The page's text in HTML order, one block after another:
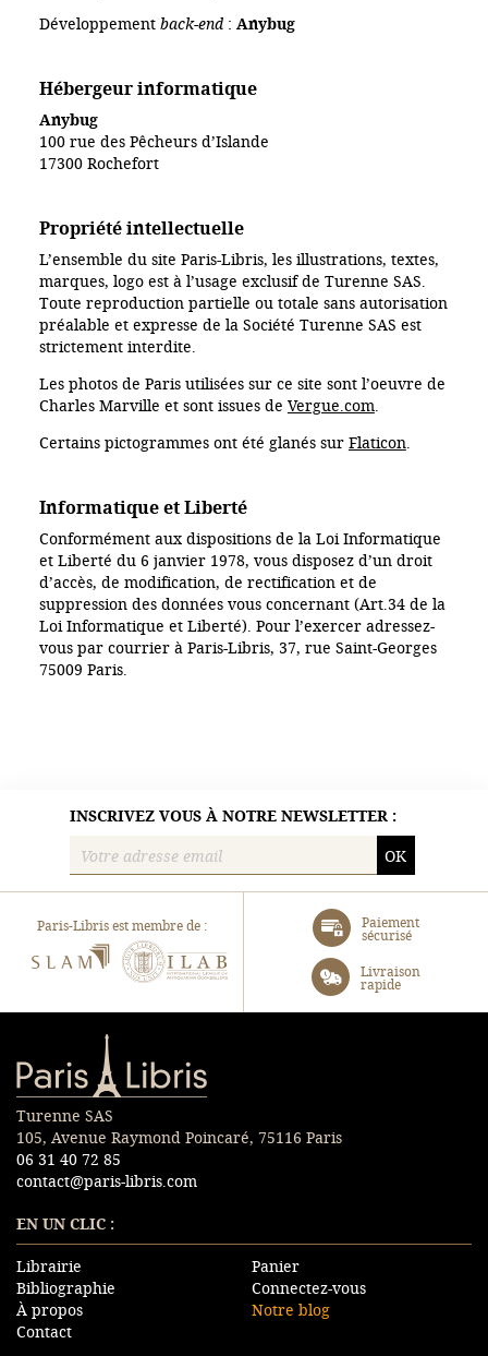
Développement back-end: Anybug
Hébergeur informatique
Anybug
100 rue des Pêcheurs d’Islande
17300 Rochefort
Propriété intellectuelle
L’ensemble du site Paris-Libris, les illustrations, textes,
marques, logo est à l’usage exclusif de Turenne SAS.
Toute reproduction partielle ou totale sans autorisation
préalable et expresse de la Société Turenne SAS est
strictement interdite.
Les photos de Paris utilisées sur ce site sont l’oeuvre de
Charles Marville et sont issues de Vergue.com.
Certains pictogrammes ont été glanés sur Flaticon.
Informatique et Liberté
Conformément aux dispositions de la Loi Informatique
et Liberté du 6 janvier 1978, vous disposez d’un droit
d’accès, de modification, de rectification et de
suppression des données vous concernant (Art.34 de la
Loi Informatique et Liberté). Pour l’exercer adressez-
vous par courrier à Paris-Libris, 37, rue Saint-Georges
75009 Paris.
INSCRIVEZ VOUS À NOTRE NEWSLETTER :
OK
Paris-Libris est membre de :
SLAM
Paiement
sécurisé
Livraison
rapide
Turenne SAS
105, Avenue Raymond Poincaré, 75116 Paris
06 31 40 72 85
contact@paris-libris.com
EN UN CLIC :
Librairie
Bibliographie
À propos
Contact
Panier
Connectez-vous
Notre blog